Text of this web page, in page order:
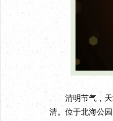
清明节气，天地
清。位于北海公